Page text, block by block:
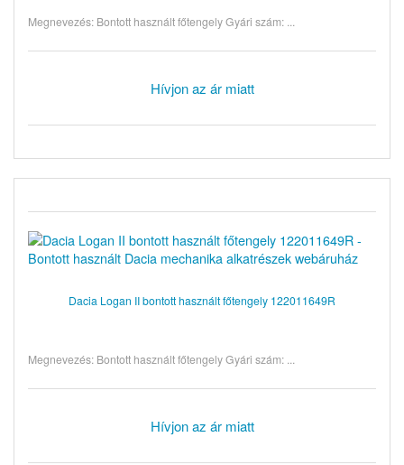
Megnevezés: Bontott használt főtengely Gyári szám: ...
Hívjon az ár miatt
Dacia Logan II bontott használt főtengely 122011649R
Megnevezés: Bontott használt főtengely Gyári szám: ...
Hívjon az ár miatt